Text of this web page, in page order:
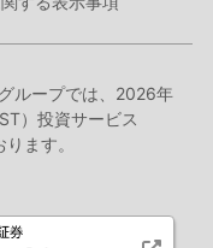
ループでは、2026年
）投資サービス
ます。